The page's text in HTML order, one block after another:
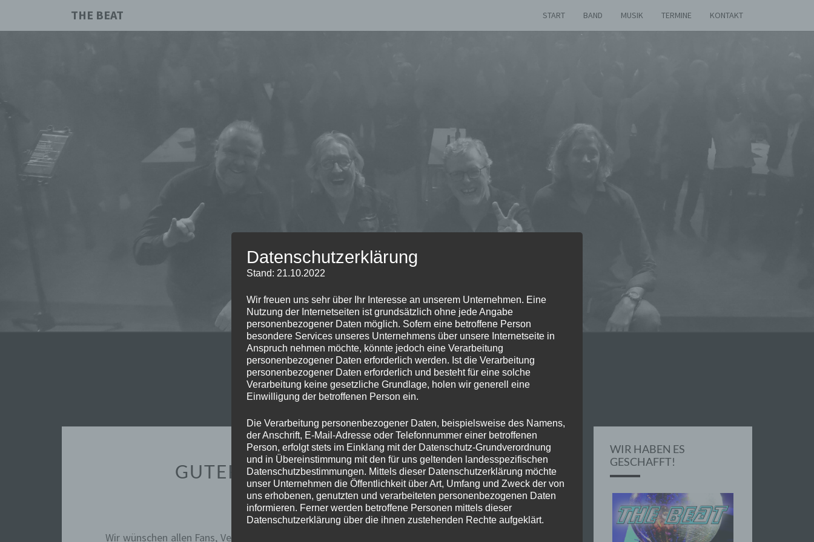
THE BEAT START BAND MUSIK TERMINE KONTAKT
THE
BEAT
Die Beste
Beatmusik
Durchsuchen Nach
Schlagwort:OsnabrückHalle
GUTER
START
INS
NEUE
JAHR!
GUTER START INS NEUE JAHR!
9. Januar 2017 Wrappold
Wir wünschen allen Fans, Veranstaltern und Kollegen noch ein gutes neues Jahr 2017! Wir vier
WIR HABEN ES
GESCHAFFT!
Datenschutzerklärung
Stand: 21.10.2022
Wir freuen uns sehr über Ihr Interesse an unserem Unternehmen. Eine
Nutzung der Internetseiten ist grundsätzlich ohne jede Angabe
personenbezogener Daten möglich. Sofern eine betroffene Person
besondere Services unseres Unternehmens über unsere Internetseite in
Anspruch nehmen möchte, könnte jedoch eine Verarbeitung
personenbezogener Daten erforderlich werden. Ist die Verarbeitung
personenbezogener Daten erforderlich und besteht für eine solche
Verarbeitung keine gesetzliche Grundlage, holen wir generell eine
Einwilligung der betroffenen Person ein.
Die Verarbeitung personenbezogener Daten, beispielsweise des Namens,
der Anschrift, E-Mail-Adresse oder Telefonnummer einer betroffenen
Person, erfolgt stets im Einklang mit der Datenschutz-Grundverordnung
und in Übereinstimmung mit den für uns geltenden landesspezifischen
Datenschutzbestimmungen. Mittels dieser Datenschutzerklärung möchte
unser Unternehmen die Öffentlichkeit über Art, Umfang und Zweck der von
uns erhobenen, genutzten und verarbeiteten personenbezogenen Daten
informieren. Ferner werden betroffene Personen mittels dieser
Datenschutzerklärung über die ihnen zustehenden Rechte aufgeklärt.